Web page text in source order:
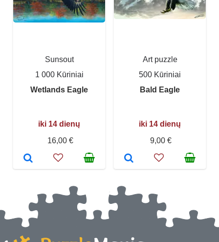
Sunsout
1 000 Kūriniai
Wetlands Eagle
iki 14 dienų
16,00 €
Art puzzle
500 Kūriniai
Bald Eagle
iki 14 dienų
9,00 €